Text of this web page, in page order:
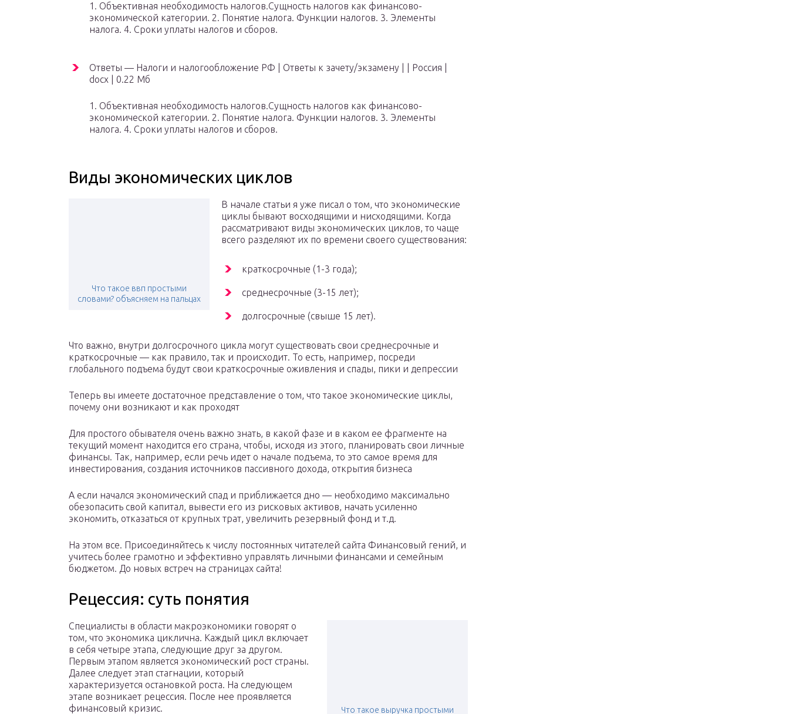
1. Объективная необходимость налогов.Сущность налогов как финансово-
экономической категории. 2. Понятие налога. Функции налогов. 3. Элементы
налога. 4. Сроки уплаты налогов и сборов.
Ответы — Налоги и налогообложение РФ | Ответы к зачету/экзамену | Россия
docx | 0.22 Мб
1. Объективная необходимость налогов.Сущность налогов как финансово-
экономической категории. 2. Понятие налога. Функции налогов. 3. Элементы
налога. 4. Сроки уплаты налогов и сборов.
Виды экономических циклов
Что такое ввп простыми
словами? объясняем на пальцах
В начале статьи я уже писал о том, что экономические
циклы бывают восходящими и нисходящими. Когда
рассматривают виды экономических циклов, то чаще
всего разделяют их по времени своего существования:
краткосрочные (1-3 года);
среднесрочные (3-15 лет);
долгосрочные (свыше 15 лет).
Что важно, внутри долгосрочного цикла могут существовать свои среднесрочные и
краткосрочные — как правило, так и происходит. То есть, например, посреди
глобального подъема будут свои краткосрочные оживления и спады, пики и депрессии
Теперь вы имеете достаточное представление о том, что такое экономические циклы,
почему они возникают и как проходят
Для простого обывателя очень важно знать, в какой фазе и в каком ее фрагменте на
текущий момент находится его страна, чтобы, исходя из этого, планировать свои личные
финансы. Так, например, если речь идет о начале подъема, то это самое время для
инвестирования, создания источников пассивного дохода, открытия бизнеса
А если начался экономический спад и приближается дно — необходимо максимально
обезопасить свой капитал, вывести его из рисковых активов, начать усиленно
экономить, отказаться от крупных трат, увеличить резервный фонд и т.д.
На этом все. Присоединяйтесь к числу постоянных читателей сайта Финансовый гений, и
учитесь более грамотно и эффективно управлять личными финансами и семейным
бюджетом. До новых встреч на страницах сайта!
Рецессия: суть понятия
Что такое выручка простыми
Специалисты в области макроэкономики говорят о
том, что экономика циклична. Каждый цикл включает
в себя четыре этапа, следующие друг за другом.
Первым этапом является экономический рост страны.
Далее следует этап стагнации, который
характеризуется остановкой роста. На следующем
этапе возникает рецессия. После нее проявляется
финансовый кризис.